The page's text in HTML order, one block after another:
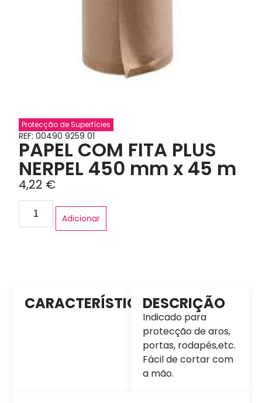
Protecção de Superfícies
REF: 00490 9259 01
PAPEL COM FITA PLUS
NERPEL 450 mm x 45 m
4,22 €
Adicionar
CARACTERÍSTICASDESCRIÇÃO
Indicado para
protecção de aros,
portas, rodapés,etc.
Fácil de cortar com
a mão.